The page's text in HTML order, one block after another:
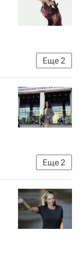
Еще2
Еще2